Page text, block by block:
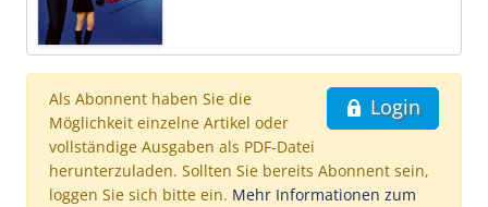
Login
Als Abonnent haben Sie die
Möglichkeit einzelne Artikel oder
vollständige Ausgaben als PDF-Datei
herunterzuladen. Sollten Sie bereits Abonnent sein,
loggen Sie sich bitte ein. Mehr Informationen zum